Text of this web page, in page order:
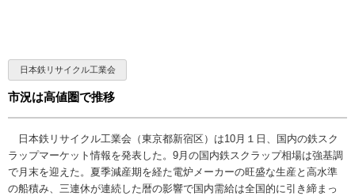
日本鉄リサイクル工業会
市況は高値圏で推移
日本鉄リサイクル工業会（東京都新宿区）は10月１日、国内の鉄スク
ラップマーケット情報を発表した。9月の国内鉄スクラップ相場は強基調
で月末を迎えた。夏季減産期を経た電炉メーカーの旺盛な生産と高水準
の船積み、三連休が連続した暦の影響で国内需給は全国的に引き締まっ